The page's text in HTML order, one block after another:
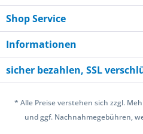
Shop Service
Informationen
sicher bezahlen, SSL
* Alle Preise verstehen sich zzgl.
und ggf. Nachnahmegebühren,